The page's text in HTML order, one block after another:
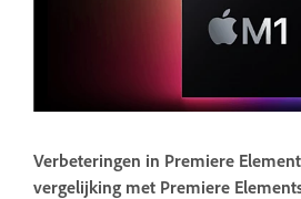
Verbeteringen in Premiere
vergelijking met Premiere